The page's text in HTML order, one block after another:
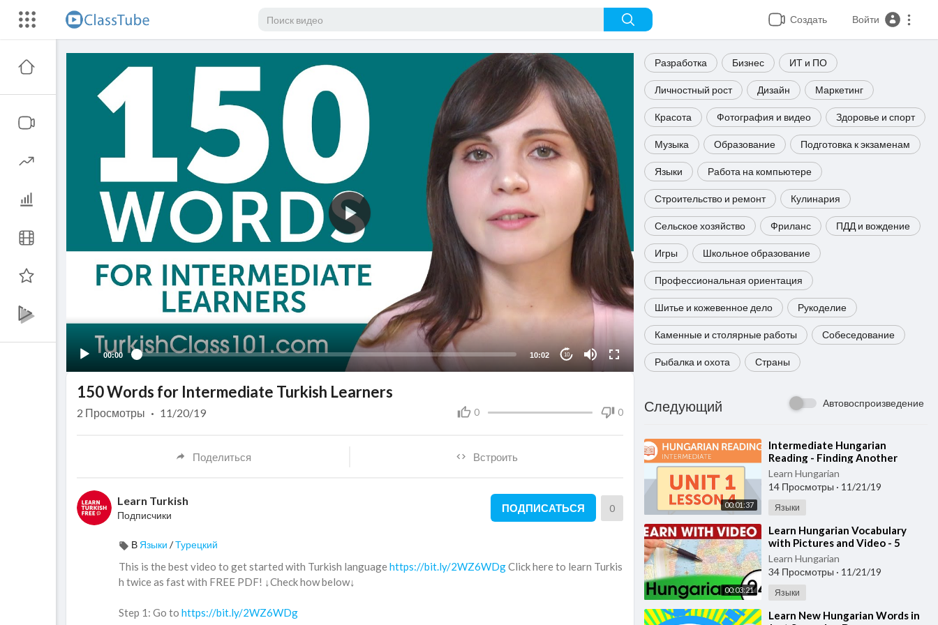
Создать Войти
00:00 10:02 10
Разработка Бизнес ИТ и ПО
Личностный рост Дизайн Маркетинг
Красота Фотография и видео Здоровье и спорт
Музыка Образование Подготовка к экзаменам
Языки Работа на компьютере
Строительство и ремонт Кулинария
Сельское хозяйство Фриланс ПДД и вождение
Игры Школьное образование
Профессиональная ориентация
Шитье и кожевенное дело Рукоделие
Каменные и столярные работы Собеседование
Рыбалка и охота Страны
Следующий Автовоспроизведение
00:01:37
⁣Intermediate Hungarian
Reading - Finding Another
Route in Hungary
Learn Hungarian
14 Просмотры · 11/21/19
Языки
00:03:21
⁣Learn Hungarian Vocabulary
with Pictures and Video - 5
Must-Know Hungarian Words 1
Learn Hungarian
34 Просмотры · 11/21/19
Языки
⁣Learn New Hungarian Words in
150 Words for Intermediate Turkish Learners
0 0
2 Просмотры · 11/20/19
Поделиться Встроить
Learn Turkish
Подписчики
ПОДПИСАТЬСЯ 0
В Языки /Турецкий
This is the best video to get started with Turkish languagehttps://bit.ly/2WZ6WDgClick here to learn Turkis
h twice as fast with FREE PDF! ↓Check how below↓
Step 1: Go to https://bit.ly/2WZ6WDg